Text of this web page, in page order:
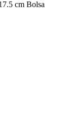
cm Bolsa